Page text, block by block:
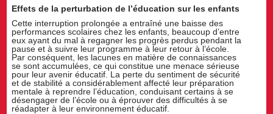
Effets de la perturbation de l’éducation sur les enfants
Cette interruption prolongée a entraîné une baisse des
performances scolaires chez les enfants, beaucoup d’entre
eux ayant du mal à regagner les progrès perdus pendant la
pause et à suivre leur programme à leur retour à l’école.
Par conséquent, les lacunes en matière de connaissances
se sont accumulées, ce qui constitue une menace sérieuse
pour leur avenir éducatif. La perte du sentiment de sécurité
et de stabilité a considérablement affecté leur préparation
mentale à reprendre l’éducation, conduisant certains à se
désengager de l’école ou à éprouver des difficultés à se
réadapter à leur environnement éducatif.